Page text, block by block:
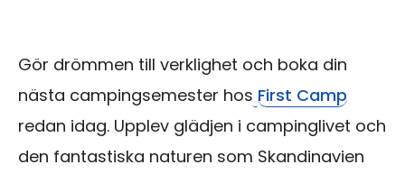
Gör drömmen till verklighet och boka din
nästa campingsemester hos First Camp
redan idag. Upplev glädjen i campinglivet och
den fantastiska naturen som Skandinavien